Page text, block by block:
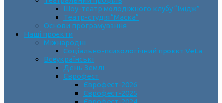
Шоу-театр молодіжного клубу “Імідж”
Театр-студія “Маска”
Основи програмування
Наші проєкти
Міжнародні
Соціально-психологічний проєкт VeLa
Всеукраїнські
День Землі
Єврофест
Єврофест-2026
Єврофест-2025
Єврофест-2024